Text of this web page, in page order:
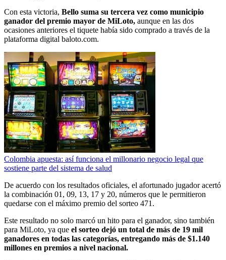
Con esta victoria, Bello suma su tercera vez como municipio
ganador del premio mayor de MiLoto, aunque en las dos
ocasiones anteriores el tiquete había sido comprado a través de la
plataforma digital baloto.com.
Colombia apuesta: así funciona el millonario negocio legal que
sostiene parte del sistema de salud
De acuerdo con los resultados oficiales, el afortunado jugador acertó
la combinación 01, 09, 13, 17 y 20, números que le permitieron
quedarse con el máximo premio del sorteo 471.
Este resultado no solo marcó un hito para el ganador, sino también
para MiLoto, ya que el sorteo dejó un total de más de 19 mil
ganadores en todas las categorías, entregando más de $1.140
millones en premios a nivel nacional.